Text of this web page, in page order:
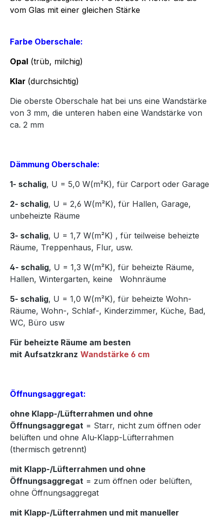
vom Glas mit einer gleichen Stärke
Farbe Oberschale:
Opal (trüb, milchig)
Klar (durchsichtig)
Die oberste Oberschale hat bei uns eine Wandstärke
von 3 mm, die unteren haben eine Wandstärke von
ca. 2 mm
Dämmung Oberschale:
1- schalig, U = 5,0 W(m²K), für Carport oder Garage
2- schalig, U = 2,6 W(m²K), für Hallen, Garage,
unbeheizte Räume
3- schalig, U = 1,7 W(m²K) , für teilweise beheizte
Räume, Treppenhaus, Flur, usw.
4- schalig, U = 1,3 W(m²K), für beheizte Räume,
Hallen, Wintergarten, keine Wohnräume
5- schalig, U = 1,0 W(m²K), für beheizte Wohn-
Räume, Wohn-, Schlaf-, Kinderzimmer, Küche, Bad,
WC, Büro usw
Für beheizte Räume am besten
mit Aufsatzkranz Wandstärke 6 cm
Öffnungsaggregat:
ohne Klapp-/Lüfterrahmen und ohne
Öffnungsaggregat = Starr, nicht zum öffnen oder
belüften und ohne Alu-Klapp-Lüfterrahmen
(thermisch getrennt)
mit Klapp-/Lüfterrahmen und ohne
Öffnungsaggregat = zum öffnen oder belüften,
ohne Öffnungsaggregat
mit Klapp-/Lüfterrahmen und mit manueller